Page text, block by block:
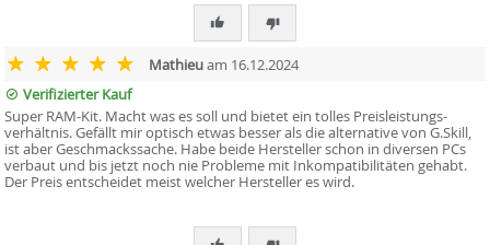
Mathieuam 16.12.2024
Verifizierter Kauf
Super RAM-Kit. Macht was es soll und bietet ein tolles Preisleistungs-
verhältnis. Gefällt mir optisch etwas besser als die alternative von G.Skill,
ist aber Geschmackssache. Habe beide Hersteller schon in diversen PCs
verbaut und bis jetzt noch nie Probleme mit Inkompatibilitäten gehabt.
Der Preis entscheidet meist welcher Hersteller es wird.